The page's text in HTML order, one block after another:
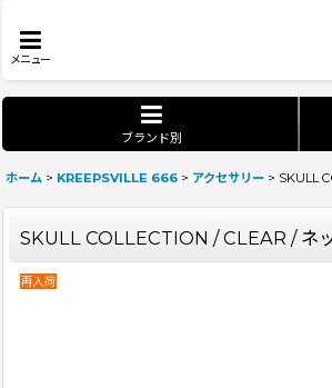
メニュー
ブランド別
ホーム > KREEPSVILLE 666 > アクセサリー > SKULL
SKULL COLLECTION / CLEAR / ネ